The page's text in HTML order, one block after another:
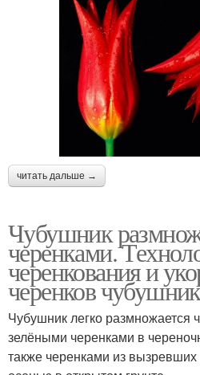
читать дальше →
Чубушник
черенками.
черенкования и
черенков
Чубушник легко размножается
зелёными черенками в
также черенками из